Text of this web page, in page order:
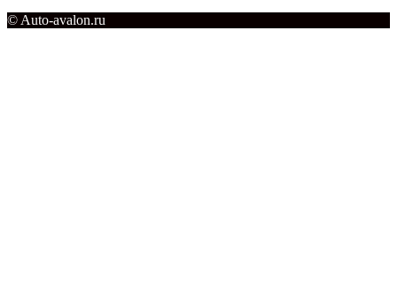
© Auto-avalon.ru